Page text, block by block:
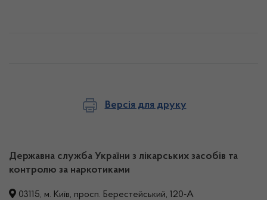
Версія для друку
Державна служба України з лікарських засобів та
контролю за наркотиками
03115, м. Київ, просп. Берестейський, 120-А